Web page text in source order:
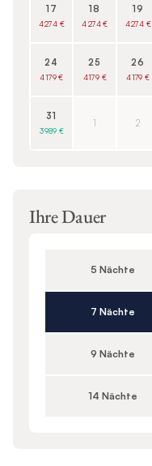
17
4 274 €
18
4 274 €
19
4 274 €
24
4 179 €
25
4 179 €
26
4 179 €
31
3 989 €
1 2
Ihre Dauer
5 Nächte
7 Nächte
9 Nächte
14 Nächte